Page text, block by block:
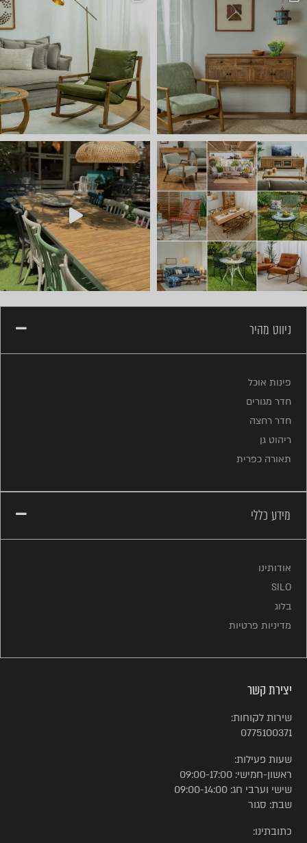
יום שישי 🔆 🌈 ניפגש אצלנו ב
ניווט מהיר
פינות אוכל
חדר מגורים
חדר רחצה
ריהוט גן
תאורה כפרית
מידע כללי
אודותינו
SILO
בלוג
מדיניות פרטיות
יצירת קשר
שירות לקוחות:
0775100371
שעות פעילות:
ראשון-חמישי: 09:00-17:00
שישי וערבי חג: 09:00-14:00
שבת: סגור
כתובתינו: